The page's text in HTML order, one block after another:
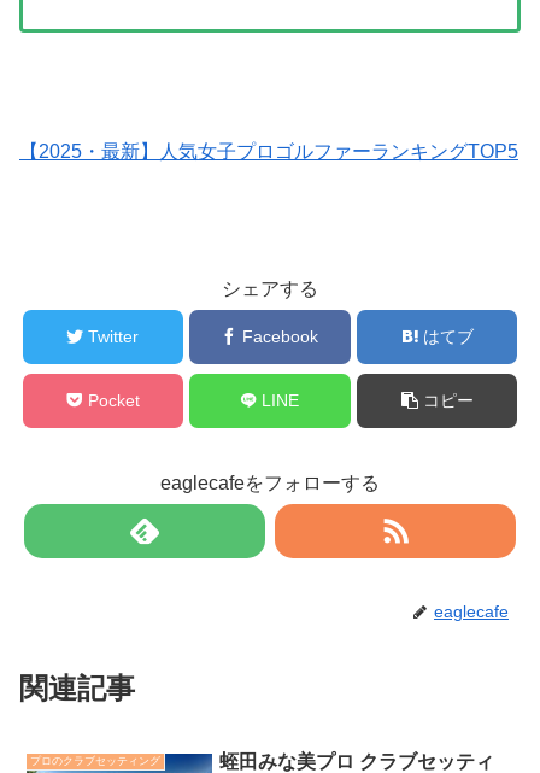
【2025・最新】人気女子プロゴルファーランキングTOP5
シェアする
Twitter Facebook はてブ
Pocket LINE コピー
eaglecafeをフォローする
eaglecafe
関連記事
プロのクラブセッティング
蛭田みな美プロ クラブセッティ